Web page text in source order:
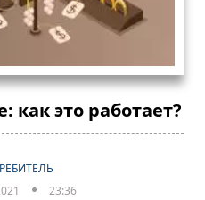
как это работает?
23:36